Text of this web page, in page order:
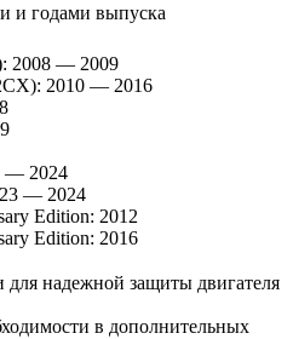
и годами выпуска
2008 — 2009
2010 — 2016
— 2024
— 2024
Edition: 2012
Edition: 2016
для надежной защиты двигателя
в дополнительных